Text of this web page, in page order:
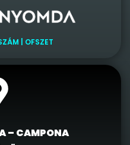
| OFSZET
– CAMPONA